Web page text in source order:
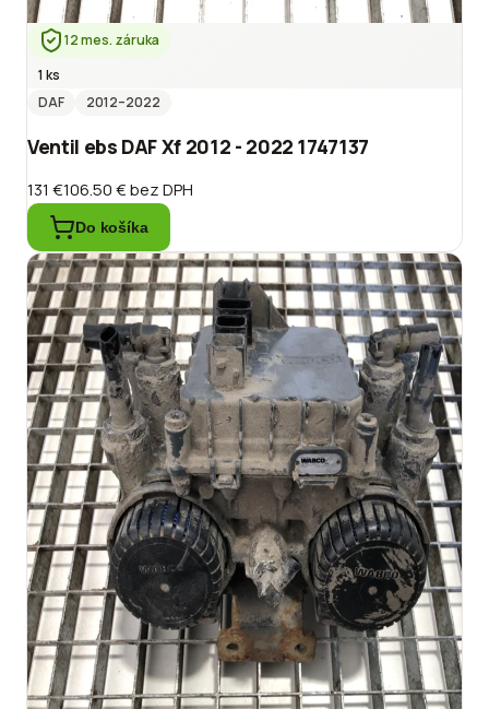
12 mes. záruka
1 ks
DAF
2012–2022
Ventil ebs DAF Xf 2012 - 2022 1747137
131 €106.50 €bez DPH
Do košíka